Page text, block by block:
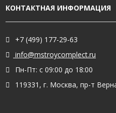
КОНТАКТНАЯ ИНФОРМАЦИЯ
+7 (499) 177-29-63
info@mstroycomplect.ru
Пн-Пт: с 09:00 до 18:00
119331, г. Москва, пр-т